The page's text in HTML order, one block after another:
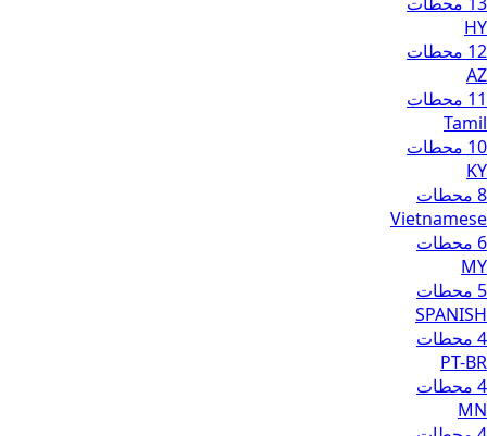
HY
12 محطات
AZ
11 محطات
Tamil
10 محطات
KY
8 محطات
Vietnamese
6 محطات
MY
5 محطات
SPANISH
4 محطات
PT-BR
4 محطات
MN